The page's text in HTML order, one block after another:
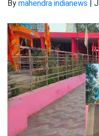
By mahendra indianews |